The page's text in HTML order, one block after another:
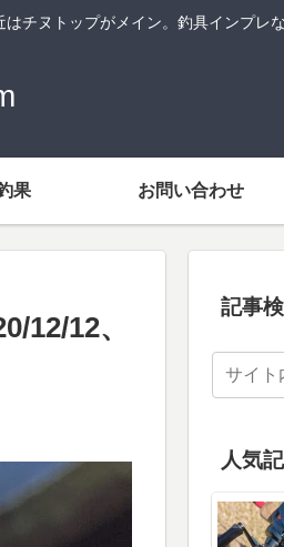
チヌトップがメイン。釣具インプレな
果 お問い合わせ
12/12、
記事
人気